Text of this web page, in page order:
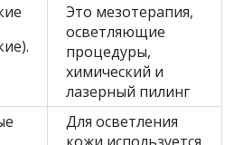
Это мезотерапия,
осветляющие
процедуры,
химический и
лазерный пилинг
Для осветления